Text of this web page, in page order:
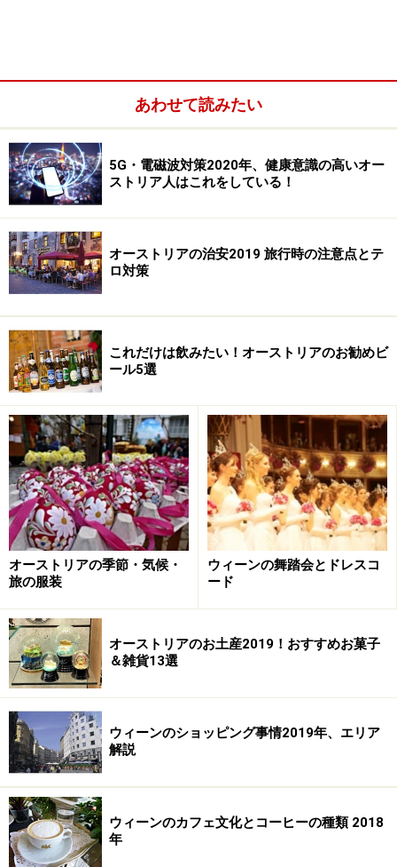
ジュニパーベリー 5片
黒コショウの実 5片
コリアンダーシード 小さじ1/2
ニンニク 2片
ひまわり油もしくはコーン油 750ml
■作り方
ガチョウのもも肉を水で洗い、軽く叩くようにして
拭く。
下味として、塩、ジュニパーベリー、砕いた黒胡椒
にする。蓋をして冷蔵庫で一晩寝かせる。
オーブンを80℃に予熱する。（上下から熱が当たる
ようにすること）
ガチョウのマリネを耐熱容器に入れ、油を上から注
ぐ。ガチョウを完全に油に浸すのがポイント。アル
ミホイルなどで覆い、オーブンで8時間ゆっくりと
焼く。
油から肉を取り出し、軽く叩いて油分を落とす。オ
ーブンの鉄板に並べ、220～230度の熱で皮がパリパ
リになるまで3分程度グリルする。
あわせて読みたい
5G・電磁波対策2020年、健康意識の高いオー
ストリア人はこれをしている！
オーストリアの治安2019 旅行時の注意点とテ
ロ対策
これだけは飲みたい！オーストリアのお勧めビ
ール5選
オーストリアの季節・気候・
旅の服装
ウィーンの舞踏会とドレスコ
ード
オーストリアのお土産2019！おすすめお菓子
＆雑貨13選
ウィーンのショッピング事情2019年、エリア
解説
ウィーンのカフェ文化とコーヒーの種類 2018
年